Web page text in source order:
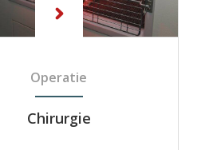
Operatie
Chirurgie